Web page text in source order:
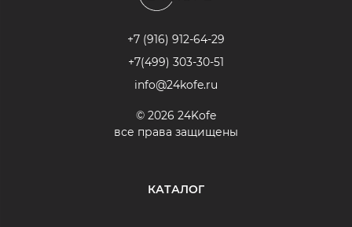
+7 (916) 912-64-29
+7(499) 303-30-51
info@24kofe.ru
© 2026 24Kofe
все права защищены
КАТАЛОГ